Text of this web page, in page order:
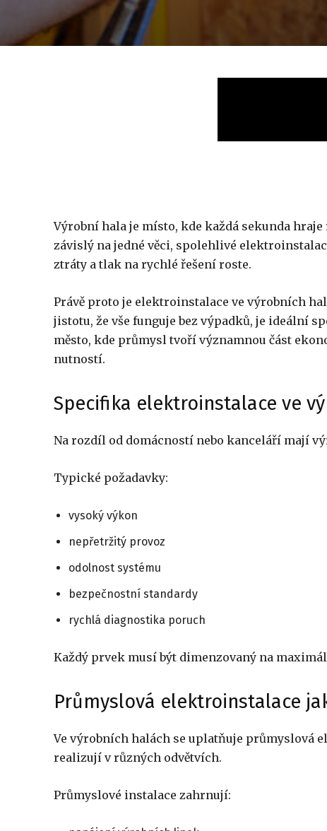
Výrobní hala je místo, kde každá sekunda
závislý na jedné věci, spolehlivé
ztráty a tlak na rychlé řešení roste.
Právě proto je elektroinstalace ve výrobních
jistotu, že vše funguje bez výpadků, je ideální
město, kde průmysl tvoří významnou část
nutností.
Specifika elektroinstalace ve
Na rozdíl od domácností nebo kanceláří mají
Typické požadavky:
vysoký výkon
nepřetržitý provoz
odolnost systému
bezpečnostní standardy
rychlá diagnostika poruch
Každý prvek musí být dimenzovaný na
Průmyslová elektroinstalace
Ve výrobních halách se uplatňuje průmyslová
realizují v různých odvětvích.
Průmyslové instalace zahrnují: